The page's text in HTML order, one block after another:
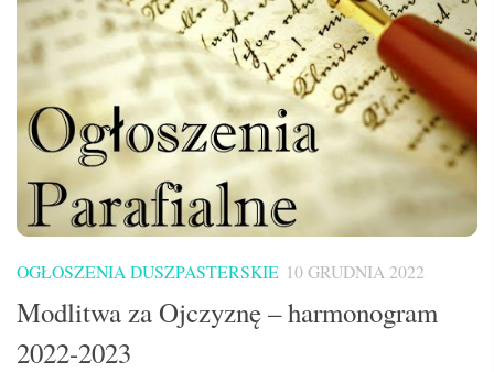
OGŁOSZENIA DUSZPASTERSKIE 10 GRUDNIA 2022
Modlitwa za Ojczyznę – harmonogram
2022-2023